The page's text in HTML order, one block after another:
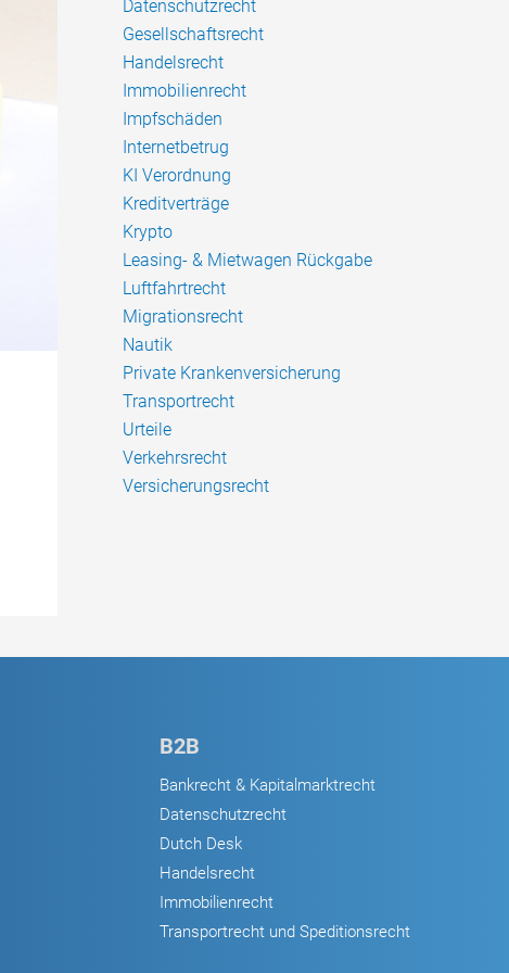
Datenschutzrecht
Gesellschaftsrecht
Handelsrecht
Immobilienrecht
Impfschäden
Internetbetrug
KI Verordnung
Kreditverträge
Krypto
Leasing- & Mietwagen Rückgabe
Luftfahrtrecht
Migrationsrecht
Nautik
Private Krankenversicherung
Transportrecht
Urteile
Verkehrsrecht
Versicherungsrecht
B2B
Bankrecht & Kapitalmarktrecht
Datenschutzrecht
Dutch Desk
Handelsrecht
Immobilienrecht
Transportrecht und Speditionsrecht